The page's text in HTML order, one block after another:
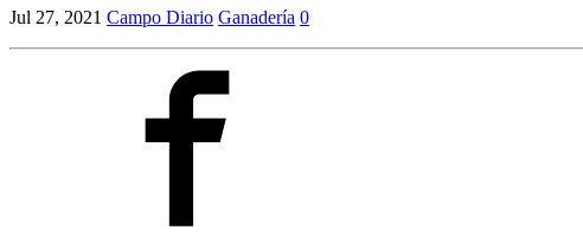
Jul 27, 2021 Campo Diario Ganadería 0